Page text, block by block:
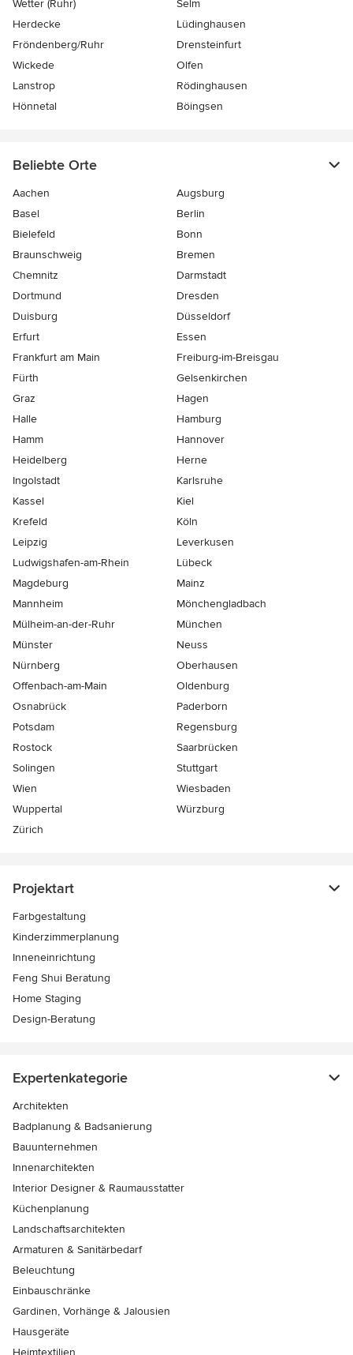
Wetter (Ruhr)
Selm
Herdecke
Lüdinghausen
Fröndenberg/Ruhr
Drensteinfurt
Wickede
Olfen
Lanstrop
Rödinghausen
Hönnetal
Böingsen
Beliebte Orte
Aachen
Augsburg
Basel
Berlin
Bielefeld
Bonn
Braunschweig
Bremen
Chemnitz
Darmstadt
Dortmund
Dresden
Duisburg
Düsseldorf
Erfurt
Essen
Frankfurt am Main
Freiburg-im-Breisgau
Fürth
Gelsenkirchen
Graz
Hagen
Halle
Hamburg
Hamm
Hannover
Heidelberg
Herne
Ingolstadt
Karlsruhe
Kassel
Kiel
Krefeld
Köln
Leipzig
Leverkusen
Ludwigshafen-am-Rhein
Lübeck
Magdeburg
Mainz
Mannheim
Mönchen­gladbach
Mülheim-an-der-Ruhr
München
Münster
Neuss
Nürnberg
Oberhausen
Offenbach-am-Main
Oldenburg
Osnabrück
Paderborn
Potsdam
Regensburg
Rostock
Saarbrücken
Solingen
Stuttgart
Wien
Wiesbaden
Wuppertal
Würzburg
Zürich
Projektart
Farbgestaltung
Kinderzimmerplanung
Inneneinrichtung
Feng Shui Beratung
Home Staging
Design-Beratung
Expertenkategorie
Architekten
Badplanung & Badsanierung
Bauunternehmen
Innenarchitekten
Interior Designer & Raumausstatter
Küchenplanung
Landschaftsarchitekten
Armaturen & Sanitärbedarf
Beleuchtung
Einbauschränke
Gardinen, Vorhänge & Jalousien
Hausgeräte